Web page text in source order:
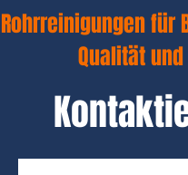
Rohrreinigungen für
Qualität